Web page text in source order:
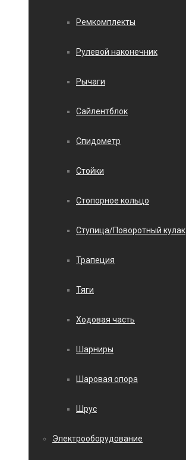
Ремкомплекты
Рулевой наконечник
Рычаги
Сайлентблок
Спидометр
Стойки
Стопорное кольцо
Ступица/Поворотный кулак
Трапеция
Тяги
Ходовая часть
Шарниры
Шаровая опора
Шрус
Электрооборудование